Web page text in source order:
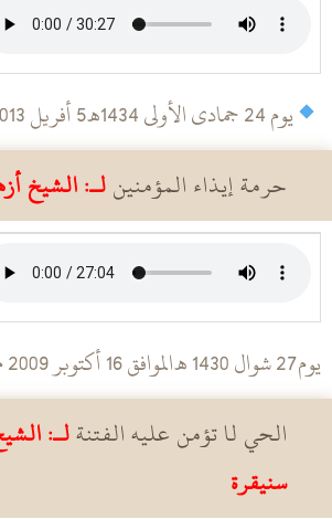
يوم 24 ‌جمادى الأولى 1434هـ 5 أفريل 2013 م طباعة
حرمة إيذاء المؤمنينلـ: الشيخ
يوم27 شوال 1430 هـ الموافق 16 أكتوبر 2009 م طباعة
الحي لا تؤمن عليه الفتنةلـ:
سنيقرة